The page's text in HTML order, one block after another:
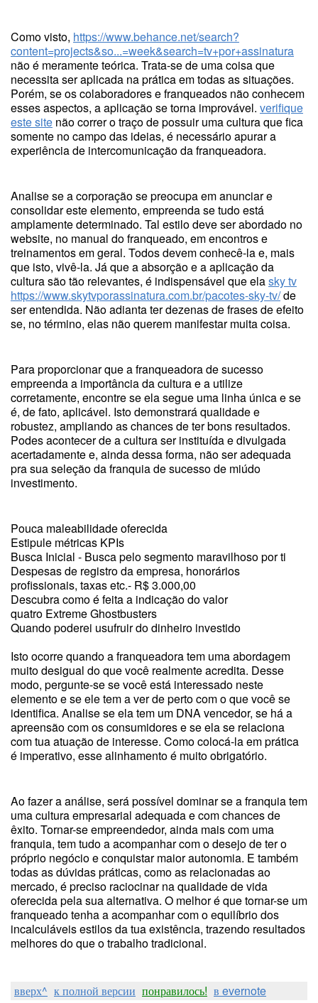
Como visto, https://www.behance.net/search?
content=projects&so...=week&search=tv+por+assinatura
não é meramente teórica. Trata-se de uma coisa que
necessita ser aplicada na prática em todas as situações.
Porém, se os colaboradores e franqueados não conhecem
esses aspectos, a aplicação se torna improvável. verifique
este site não correr o traço de possuir uma cultura que fica
somente no campo das ideias, é necessário apurar a
experiência de intercomunicação da franqueadora.
Analise se a corporação se preocupa em anunciar e
consolidar este elemento, empreenda se tudo está
amplamente determinado. Tal estilo deve ser abordado no
website, no manual do franqueado, em encontros e
treinamentos em geral. Todos devem conhecê-la e, mais
que isto, vivê-la. Já que a absorção e a aplicação da
cultura são tão relevantes, é indispensável que elasky tv
https://www.skytvporassinatura.com.br/pacotes-sky-tv/de
ser entendida. Não adianta ter dezenas de frases de efeito
se, no término, elas não querem manifestar muita coisa.
Para proporcionar que a franqueadora de sucesso
empreenda a importância da cultura e a utilize
corretamente, encontre se ela segue uma linha única e se
é, de fato, aplicável. Isto demonstrará qualidade e
robustez, ampliando as chances de ter bons resultados.
Podes acontecer de a cultura ser instituída e divulgada
acertadamente e, ainda dessa forma, não ser adequada
pra sua seleção da franquia de sucesso de miúdo
investimento.
Pouca maleabilidade oferecida
Estipule métricas KPIs
Busca Inicial - Busca pelo segmento maravilhoso por ti
Despesas de registro da empresa, honorários
profissionais, taxas etc.- R$ 3.000,00
Descubra como é feita a indicação do valor
quatro Extreme Ghostbusters
Quando poderei usufruir do dinheiro investido
Isto ocorre quando a franqueadora tem uma abordagem
muito desigual do que você realmente acredita. Desse
modo, pergunte-se se você está interessado neste
elemento e se ele tem a ver de perto com o que você se
identifica. Analise se ela tem um DNA vencedor, se há a
apreensão com os consumidores e se ela se relaciona
com tua atuação de interesse. Como colocá-la em prática
é imperativo, esse alinhamento é muito obrigatório.
Ao fazer a análise, será possível dominar se a franquia tem
uma cultura empresarial adequada e com chances de
êxito. Tornar-se empreendedor, ainda mais com uma
franquia, tem tudo a acompanhar com o desejo de ter o
próprio negócio e conquistar maior autonomia. E também
todas as dúvidas práticas, como as relacionadas ao
mercado, é preciso raciocinar na qualidade de vida
oferecida pela sua alternativa. O melhor é que tornar-se um
franqueado tenha a acompanhar com o equilíbrio dos
incalculáveis estilos da tua existência, trazendo resultados
melhores do que o trabalho tradicional.
вверх^ к полной версии понравилось! в evernote